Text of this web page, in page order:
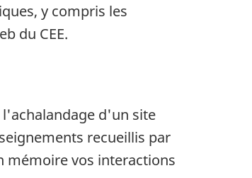
y compris les
du CEE.
l'achalandage d'un site
recueillis par
mémoire vos interactions